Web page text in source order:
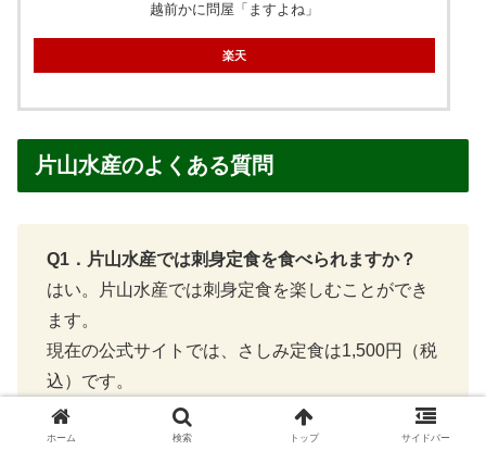
越前かに問屋「ますよね」
楽天
片山水産のよくある質問
Q1．片山水産では刺身定食を食べられますか？
はい。片山水産では刺身定食を楽しむことができ
ます。
現在の公式サイトでは、さしみ定食は1,500円（税
込）です。
Q2．海鮮丼はありますか？
ホーム 検索 トップ サイドバー